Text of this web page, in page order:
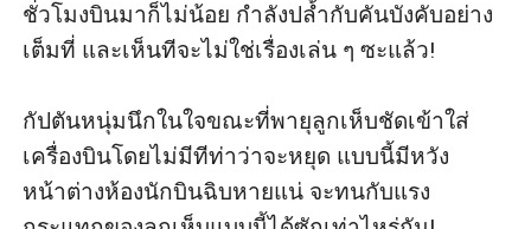
ชั่วโมงบินมาก็ไม่น้อย กำลังปล้ำกับคันบังคับอย่าง
เต็มที่ และเห็นทีจะไม่ใช่เรื่องเล่น ๆ ซะแล้ว!
กัปตันหนุ่มนึกในใจขณะที่พายุลูกเห็บชัดเข้าใส่
เครื่องบินโดยไม่มีทีท่าว่าจะหยุด แบบนี้มีหวัง
หน้าต่างห้องนักบินฉิบหายแน่ จะทนกับแรง